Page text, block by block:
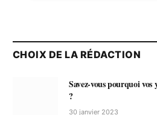
CHOIX DE LA RÉDACTION
Savez-vous pourquoi vos
?
30 janvier 2023